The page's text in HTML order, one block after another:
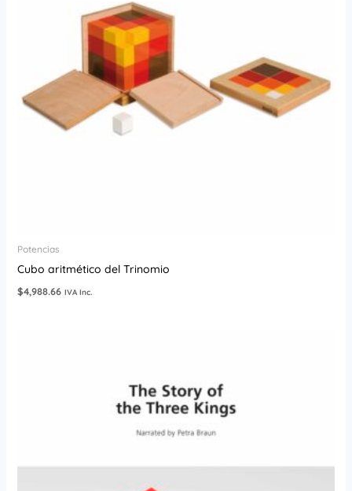
Potencias
Cubo aritmético del Trinomio
$4,988.66 IVA Inc.